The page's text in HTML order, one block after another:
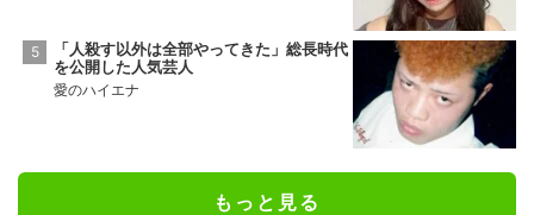
「人殺す以外は全部やってきた」総長時代
を公開した人気芸人
愛のハイエナ
もっと見る